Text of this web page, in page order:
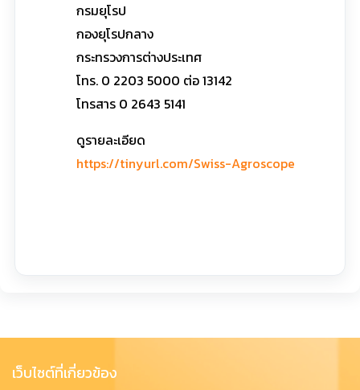
กรมยุโรป
กองยุโรปกลาง
กระทรวงการต่างประเทศ
โทร. 0 2203 5000 ต่อ 13142
โทรสาร 0 2643 5141
ดูรายละเอียด
https://tinyurl.com/Swiss-Agroscope
เว็บไซต์ที่เกี่ยวข้อง